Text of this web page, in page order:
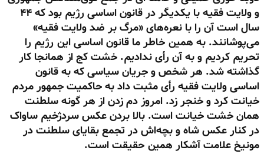
و ولایت فقیه با یکدیگر در قانون اساسی رژیم بود که ۴۴
سال است آن را با نعره‌های «مرگ بر ضد ولایت فقیه»
می‌پوشانند. به همین خاطر ما قانون اساسی این رژیم را
تحریم کردیم و به آن رأی ندادیم. خشت کج از همانجا کار
گذاشته شد. هر شخص و جریان سیاسی که به قانون
اساسی ولایت فقیه رأی مثبت داد به حاکمیت جمهور مردم
خیانت کرد و خنجر زد. امروز دم زدن از هر گونه سلطنت
همان خشت خیانت است. بالا بردن عکس سردژخیم ساواک
در کنار عکس شاه و بچه‌اش در تجمع بقایای سلطنت در
مونیخ علامت آشکار همین حقیقت است.